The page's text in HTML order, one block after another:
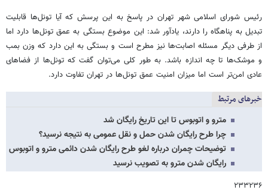
رئیس شورای اسلامی شهر تهران در پاسخ به این پرسش که آیا تونل‌ها قابلیت
تبدیل به پناهگاه را دارند، یادآور شد: این موضوع بستگی به عمق تونل‌ها دارد اما
از طرفی دیگر مسئله اصابت‌ها نیز مطرح است و بستگی به این دارد که وزن بمب
و موشک‌ها تا چه اندازه باشد. به طور کلی می‌توان گفت که تونل‌ها از فضاهای
عادی امن‌تر است اما میزان امنیت عمق تونل‌ها در تهران تفاوت دارد.
خبرهای مرتبط
مترو و اتوبوس تا این تاریخ رایگان شد
چرا طرح رایگان شدن حمل و نقل عمومی به نتیجه نرسید؟
توضیحات چمران درباره لغو طرح رایگان شدن دائمی مترو و اتوبوس
رایگان شدن مترو به تصویب نرسید
۲۳۳۲۳۶